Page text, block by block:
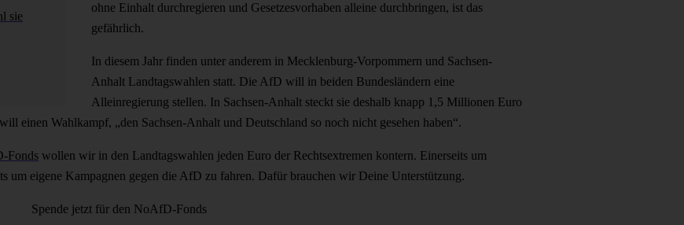
sie
ohne Einhalt durchregieren und Gesetzesvorhaben alleine durchbringen, ist das
gefährlich.
In diesem Jahr finden unter anderem in Mecklenburg-Vorpommern und Sachsen-
Anhalt Landtagswahlen statt. Die AfD will in beiden Bundesländern eine
Alleinregierung stellen. In Sachsen-Anhalt steckt sie deshalb knapp 1,5 Millionen Euro
will einen Wahlkampf, „den Sachsen-Anhalt und Deutschland so noch nicht gesehen haben“.
Fonds wollen wir in den Landtagswahlen jeden Euro der Rechtsextremen kontern. Einerseits um
um eigene Kampagnen gegen die AfD zu fahren. Dafür brauchen wir Deine Unterstützung.
Spende jetzt für den NoAfD-Fonds